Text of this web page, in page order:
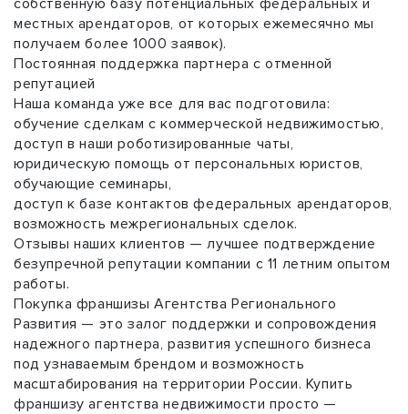
собственную базу потенциальных федеральных и
местных арендаторов, от которых ежемесячно мы
получаем более 1000 заявок).
Постоянная поддержка партнера с отменной
репутацией
Наша команда уже все для вас подготовила:
обучение сделкам с коммерческой недвижимостью,
доступ в наши роботизированные чаты,
юридическую помощь от персональных юристов,
обучающие семинары,
доступ к базе контактов федеральных арендаторов,
возможность межрегиональных сделок.
Отзывы наших клиентов — лучшее подтверждение
безупречной репутации компании с 11 летним опытом
работы.
Покупка франшизы Агентства Регионального
Развития — это залог поддержки и сопровождения
надежного партнера, развития успешного бизнеса
под узнаваемым брендом и возможность
масштабирования на территории России. Купить
франшизу агентства недвижимости просто —